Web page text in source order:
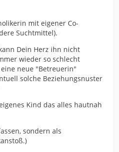
mit eigener Co-
Suchtmittel).
Dein Herz ihn nicht
wieder so schlecht
neue "Betreuerin"
solche Beziehungsnuster
Kind das alles hautnah
sondern als